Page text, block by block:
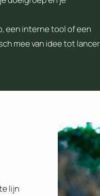
een interne tool of een
mee van idee tot
lijn